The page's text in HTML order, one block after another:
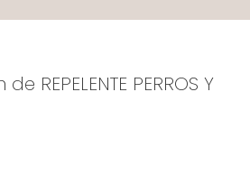
REPELENTE PERROS Y